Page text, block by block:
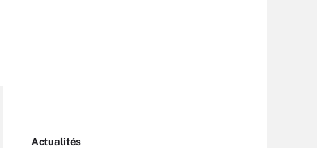
Actualités